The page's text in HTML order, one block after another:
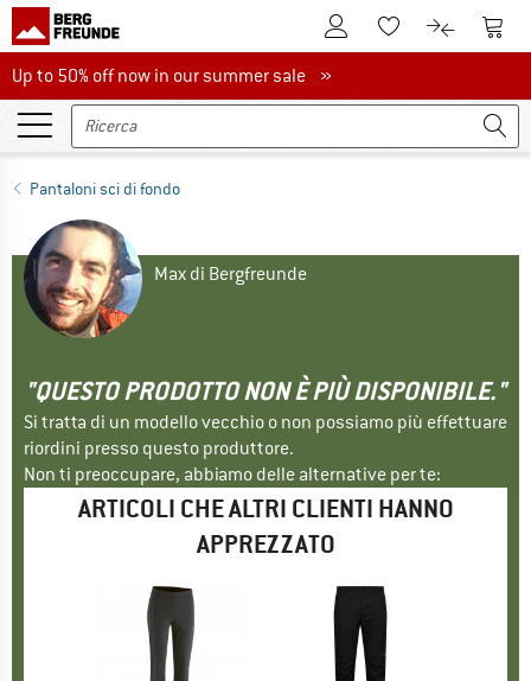
Al conto clienteAlla lista
Al Al
Up to 50% off now in our summer sale
Up to 50% off now in our summer sale »
Pantaloni sci di fondo
Max di Bergfreunde
"QUESTO PRODOTTO NON È PIÙ DISPONIBILE."
Si tratta di un modello vecchio o non possiamo più effettuare
riordini presso questo produttore.
Non ti preoccupare, abbiamo delle alternative per te:
ARTICOLI CHE ALTRI CLIENTI HANNO
APPREZZATO